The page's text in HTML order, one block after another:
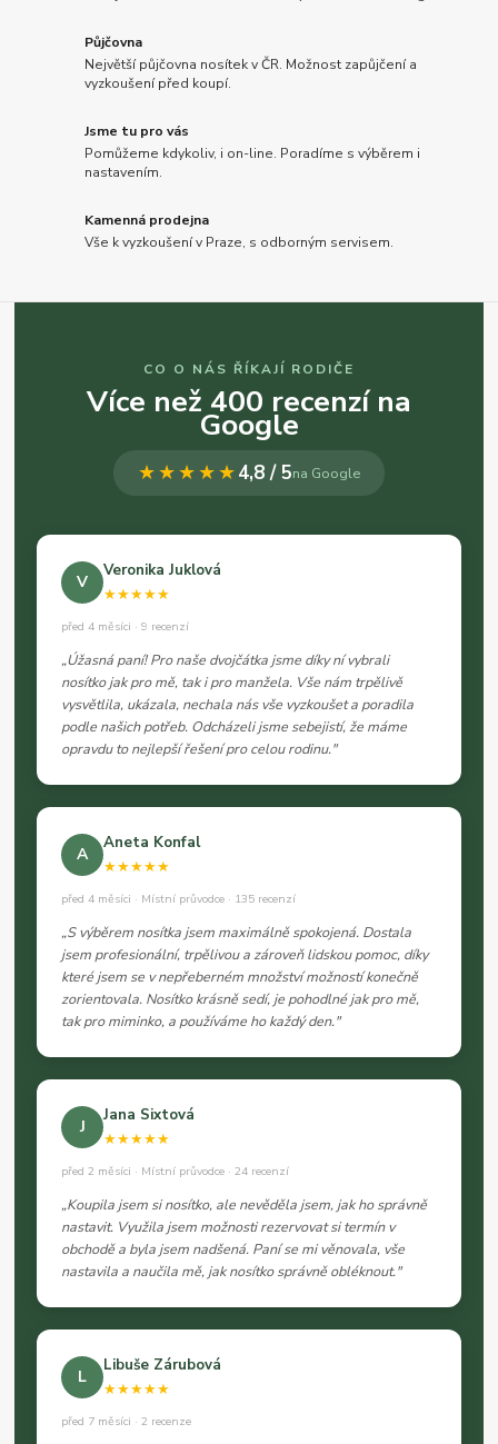
Půjčovna
Největší půjčovna nosítek v ČR. Možnost zapůjčení a
vyzkoušení před koupí.
Jsme tu pro vás
Pomůžeme kdykoliv, i on-line. Poradíme s výběrem i
nastavením.
Kamenná prodejna
Vše k vyzkoušení v Praze, s odborným servisem.
CO O NÁS ŘÍKAJÍ RODIČE
Více než 400 recenzí na
Google
★★★★★4,8 / 5na Google
V
Veronika Juklová
★★★★★
před 4 měsíci · 9 recenzí
„Úžasná paní! Pro naše dvojčátka jsme díky ní vybrali
nosítko jak pro mě, tak i pro manžela. Vše nám trpělivě
vysvětlila, ukázala, nechala nás vše vyzkoušet a poradila
podle našich potřeb. Odcházeli jsme sebejistí, že máme
opravdu to nejlepší řešení pro celou rodinu."
A
Aneta Konfal
★★★★★
před 4 měsíci · Místní průvodce · 135 recenzí
„S výběrem nosítka jsem maximálně spokojená. Dostala
jsem profesionální, trpělivou a zároveň lidskou pomoc, díky
které jsem se v nepřeberném množství možností konečně
zorientovala. Nosítko krásně sedí, je pohodlné jak pro mě,
tak pro miminko, a používáme ho každý den."
J
Jana Sixtová
★★★★★
před 2 měsíci · Místní průvodce · 24 recenzí
„Koupila jsem si nosítko, ale nevěděla jsem, jak ho správně
nastavit. Využila jsem možnosti rezervovat si termín v
obchodě a byla jsem nadšená. Paní se mi věnovala, vše
nastavila a naučila mě, jak nosítko správně obléknout."
L
Libuše Zárubová
★★★★★
před 7 měsíci · 2 recenze